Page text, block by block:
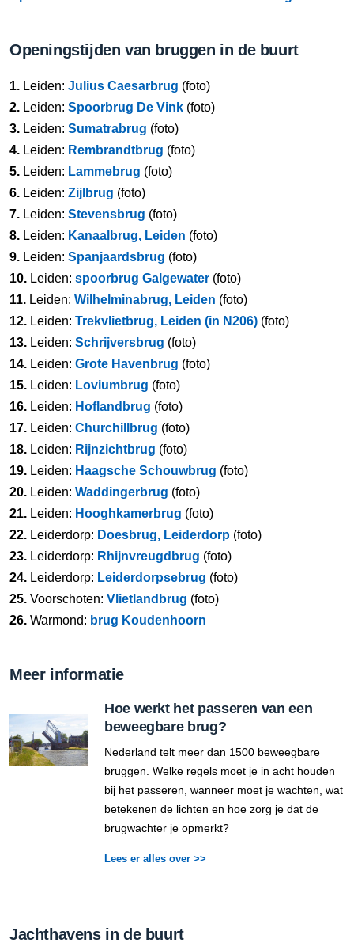
Openingstijden van bruggen in de buurt
1. Leiden: Julius Caesarbrug (foto)
2. Leiden: Spoorbrug De Vink (foto)
3. Leiden: Sumatrabrug (foto)
4. Leiden: Rembrandtbrug (foto)
5. Leiden: Lammebrug (foto)
6. Leiden: Zijlbrug (foto)
7. Leiden: Stevensbrug (foto)
8. Leiden: Kanaalbrug, Leiden (foto)
9. Leiden: Spanjaardsbrug (foto)
10. Leiden: spoorbrug Galgewater (foto)
11. Leiden: Wilhelminabrug, Leiden (foto)
12. Leiden: Trekvlietbrug, Leiden (in N206) (foto)
13. Leiden: Schrijversbrug (foto)
14. Leiden: Grote Havenbrug (foto)
15. Leiden: Loviumbrug (foto)
16. Leiden: Hoflandbrug (foto)
17. Leiden: Churchillbrug (foto)
18. Leiden: Rijnzichtbrug (foto)
19. Leiden: Haagsche Schouwbrug (foto)
20. Leiden: Waddingerbrug (foto)
21. Leiden: Hooghkamerbrug (foto)
22. Leiderdorp: Doesbrug, Leiderdorp (foto)
23. Leiderdorp: Rhijnvreugdbrug (foto)
24. Leiderdorp: Leiderdorpsebrug (foto)
25. Voorschoten: Vlietlandbrug (foto)
26. Warmond: brug Koudenhoorn
Meer informatie
Hoe werkt het passeren van een
beweegbare brug?
Nederland telt meer dan 1500 beweegbare
bruggen. Welke regels moet je in acht houden
bij het passeren, wanneer moet je wachten, wat
betekenen de lichten en hoe zorg je dat de
brugwachter je opmerkt?
Lees er alles over >>
Jachthavens in de buurt